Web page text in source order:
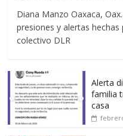
Diana Manzo Oaxaca,
presiones y alertas
colectivo DLR
Alerta
familia
casa